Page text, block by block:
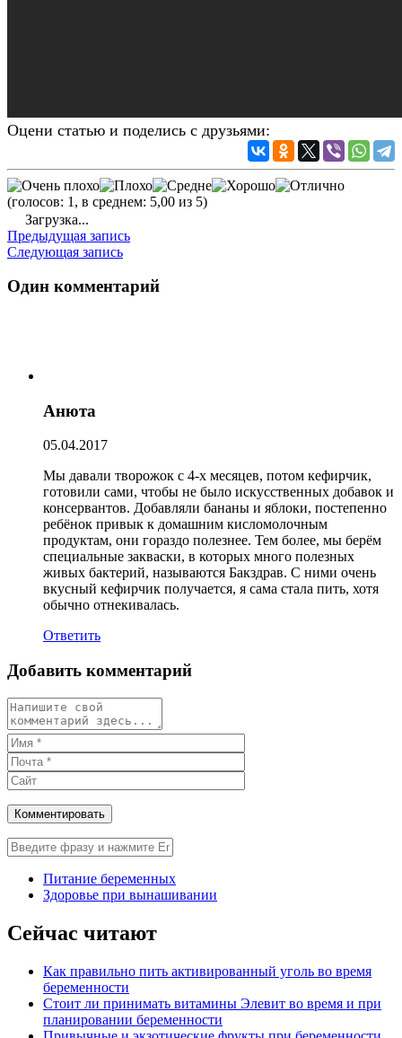
Оцени статью и поделись с друзьями:
(голосов: 1, в среднем: 5,00 из 5)
Загрузка...
Предыдущая запись
Следующая запись
Один комментарий
Анюта
05.04.2017
Мы давали творожок с 4-х месяцев, потом кефирчик,
готовили сами, чтобы не было искусственных добавок и
консервантов. Добавляли бананы и яблоки, постепенно
ребёнок привык к домашним кисломолочным
продуктам, они гораздо полезнее. Тем более, мы берём
специальные закваски, в которых много полезных
живых бактерий, называются Бакздрав. С ними очень
вкусный кефирчик получается, я сама стала пить, хотя
обычно отнекивалась.
Ответить
Добавить комментарий
Питание беременных
Здоровье при вынашивании
Сейчас читают
Как правильно пить активированный уголь во время
беременности
Стоит ли принимать витамины Элевит во время и при
планировании беременности